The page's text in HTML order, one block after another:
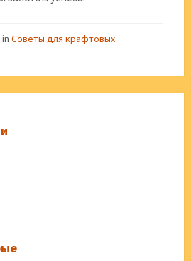
in Советы для крафтовых